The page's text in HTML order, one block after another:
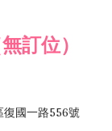
訂位）
復國一路556號